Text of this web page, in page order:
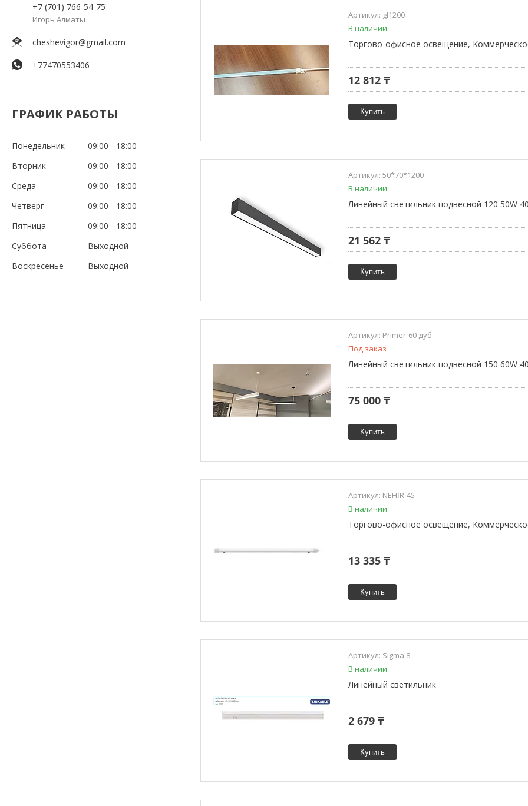
+7 (701) 766-54-75
Игорь Алматы
cheshevigor@gmail.com
+77470553406
ГРАФИК РАБОТЫ
Понедельник 09:00
18:00
Вторник
09:00
18:00
Среда
09:00
18:00
Четверг
09:00
18:00
Пятница
09:00
18:00
Суббота
Выходной
Воскресенье
Выходной
gl1200
В наличии
Торгово-офисное освещение,
12 812 ₸
Купить
50*70*1200
В наличии
Линейный светильник подвесной 120 50W
21 562 ₸
Купить
Primer-60 дуб
Под заказ
Линейный светильник подвесной 150 60W
75 000 ₸
Купить
NEHİR-45
В наличии
Торгово-офисное освещение,
13 335 ₸
Купить
Sigma 8
В наличии
Линейный светильник
2 679 ₸
Купить